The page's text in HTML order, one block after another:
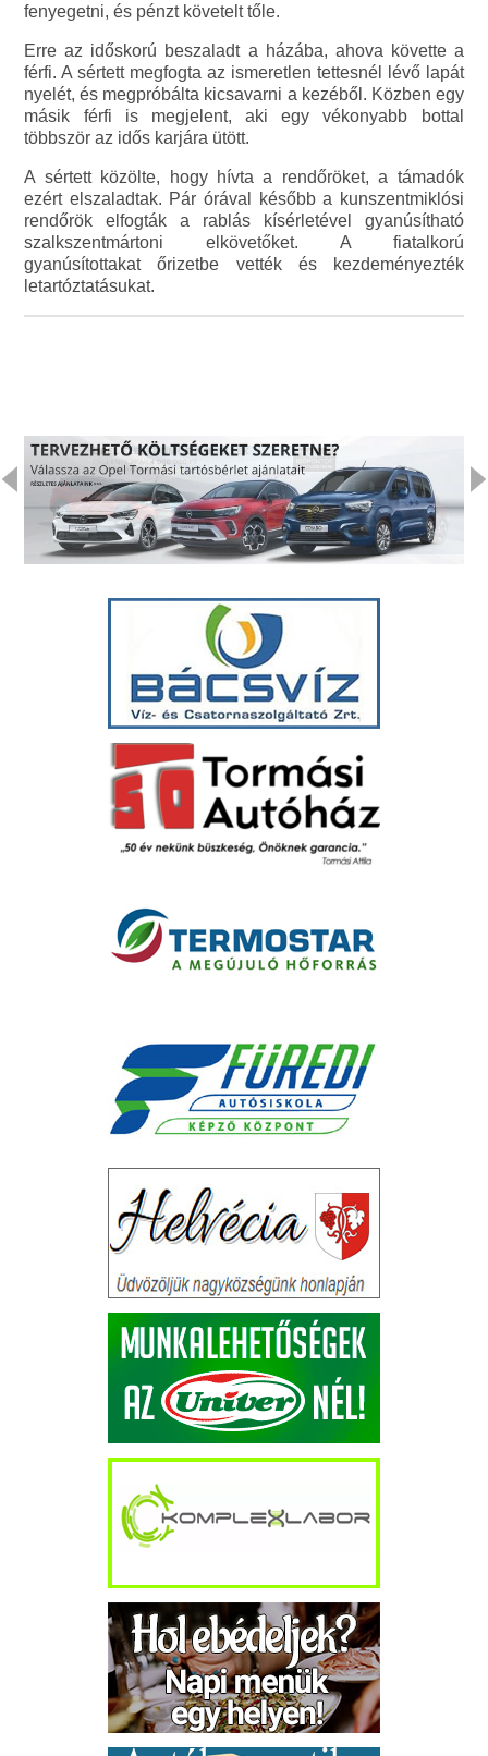
fenyegetni, és pénzt követelt tőle.
Erre az időskorú beszaladt a házába, ahova követte a
férfi. A sértett megfogta az ismeretlen tettesnél lévő lapát
nyelét, és megpróbálta kicsavarni a kezéből. Közben egy
másik férfi is megjelent, aki egy vékonyabb bottal
többször az idős karjára ütött.
A sértett közölte, hogy hívta a rendőröket, a támadók
ezért elszaladtak. Pár órával később a kunszentmiklósi
rendőrök elfogták a rablás kísérletével gyanúsítható
szalkszentmártoni elkövetőket. A fiatalkorú
gyanúsítottakat őrizetbe vették és kezdeményezték
letartóztatásukat.